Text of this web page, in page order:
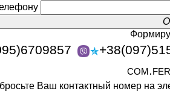
Ваш контактный номер на